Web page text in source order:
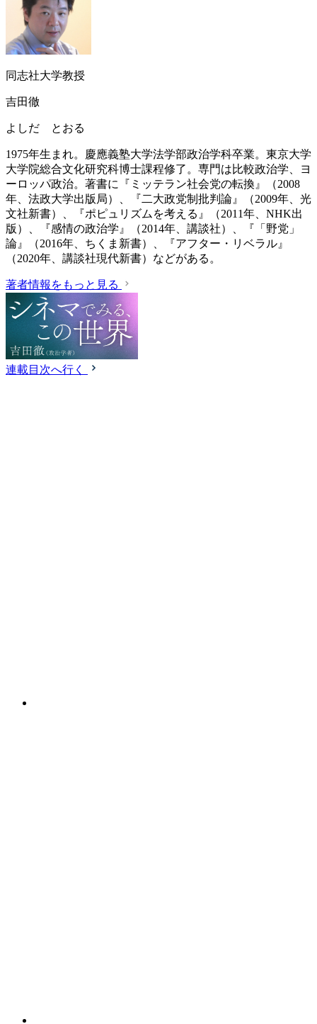
同志社大学教授
吉田徹
よしだ とおる
1975年生まれ。慶應義塾大学法学部政治学科卒業。東京大学
大学院総合文化研究科博士課程修了。専門は比較政治学、ヨ
ーロッパ政治。著書に『ミッテラン社会党の転換』（2008
年、法政大学出版局）、『二大政党制批判論』（2009年、光
文社新書）、『ポピュリズムを考える』（2011年、NHK出
版）、『感情の政治学』（2014年、講談社）、『「野党」
論』（2016年、ちくま新書）、『アフター・リベラル』
（2020年、講談社現代新書）などがある。
著者情報をもっと見る
連載目次へ行く